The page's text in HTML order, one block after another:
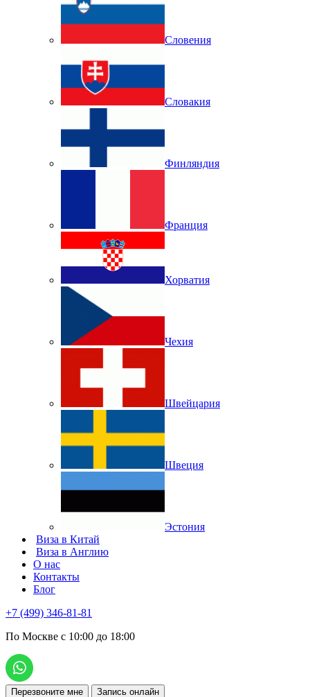
Словения
Словакия
Финляндия
Франция
Хорватия
Чехия
Швейцария
Швеция
Эстония
Виза в Китай
Виза в Англию
О нас
Контакты
Блог
+7 (499) 346-81-81
По Москве с 10:00 до 18:00
Перезвоните мне Запись онлайн